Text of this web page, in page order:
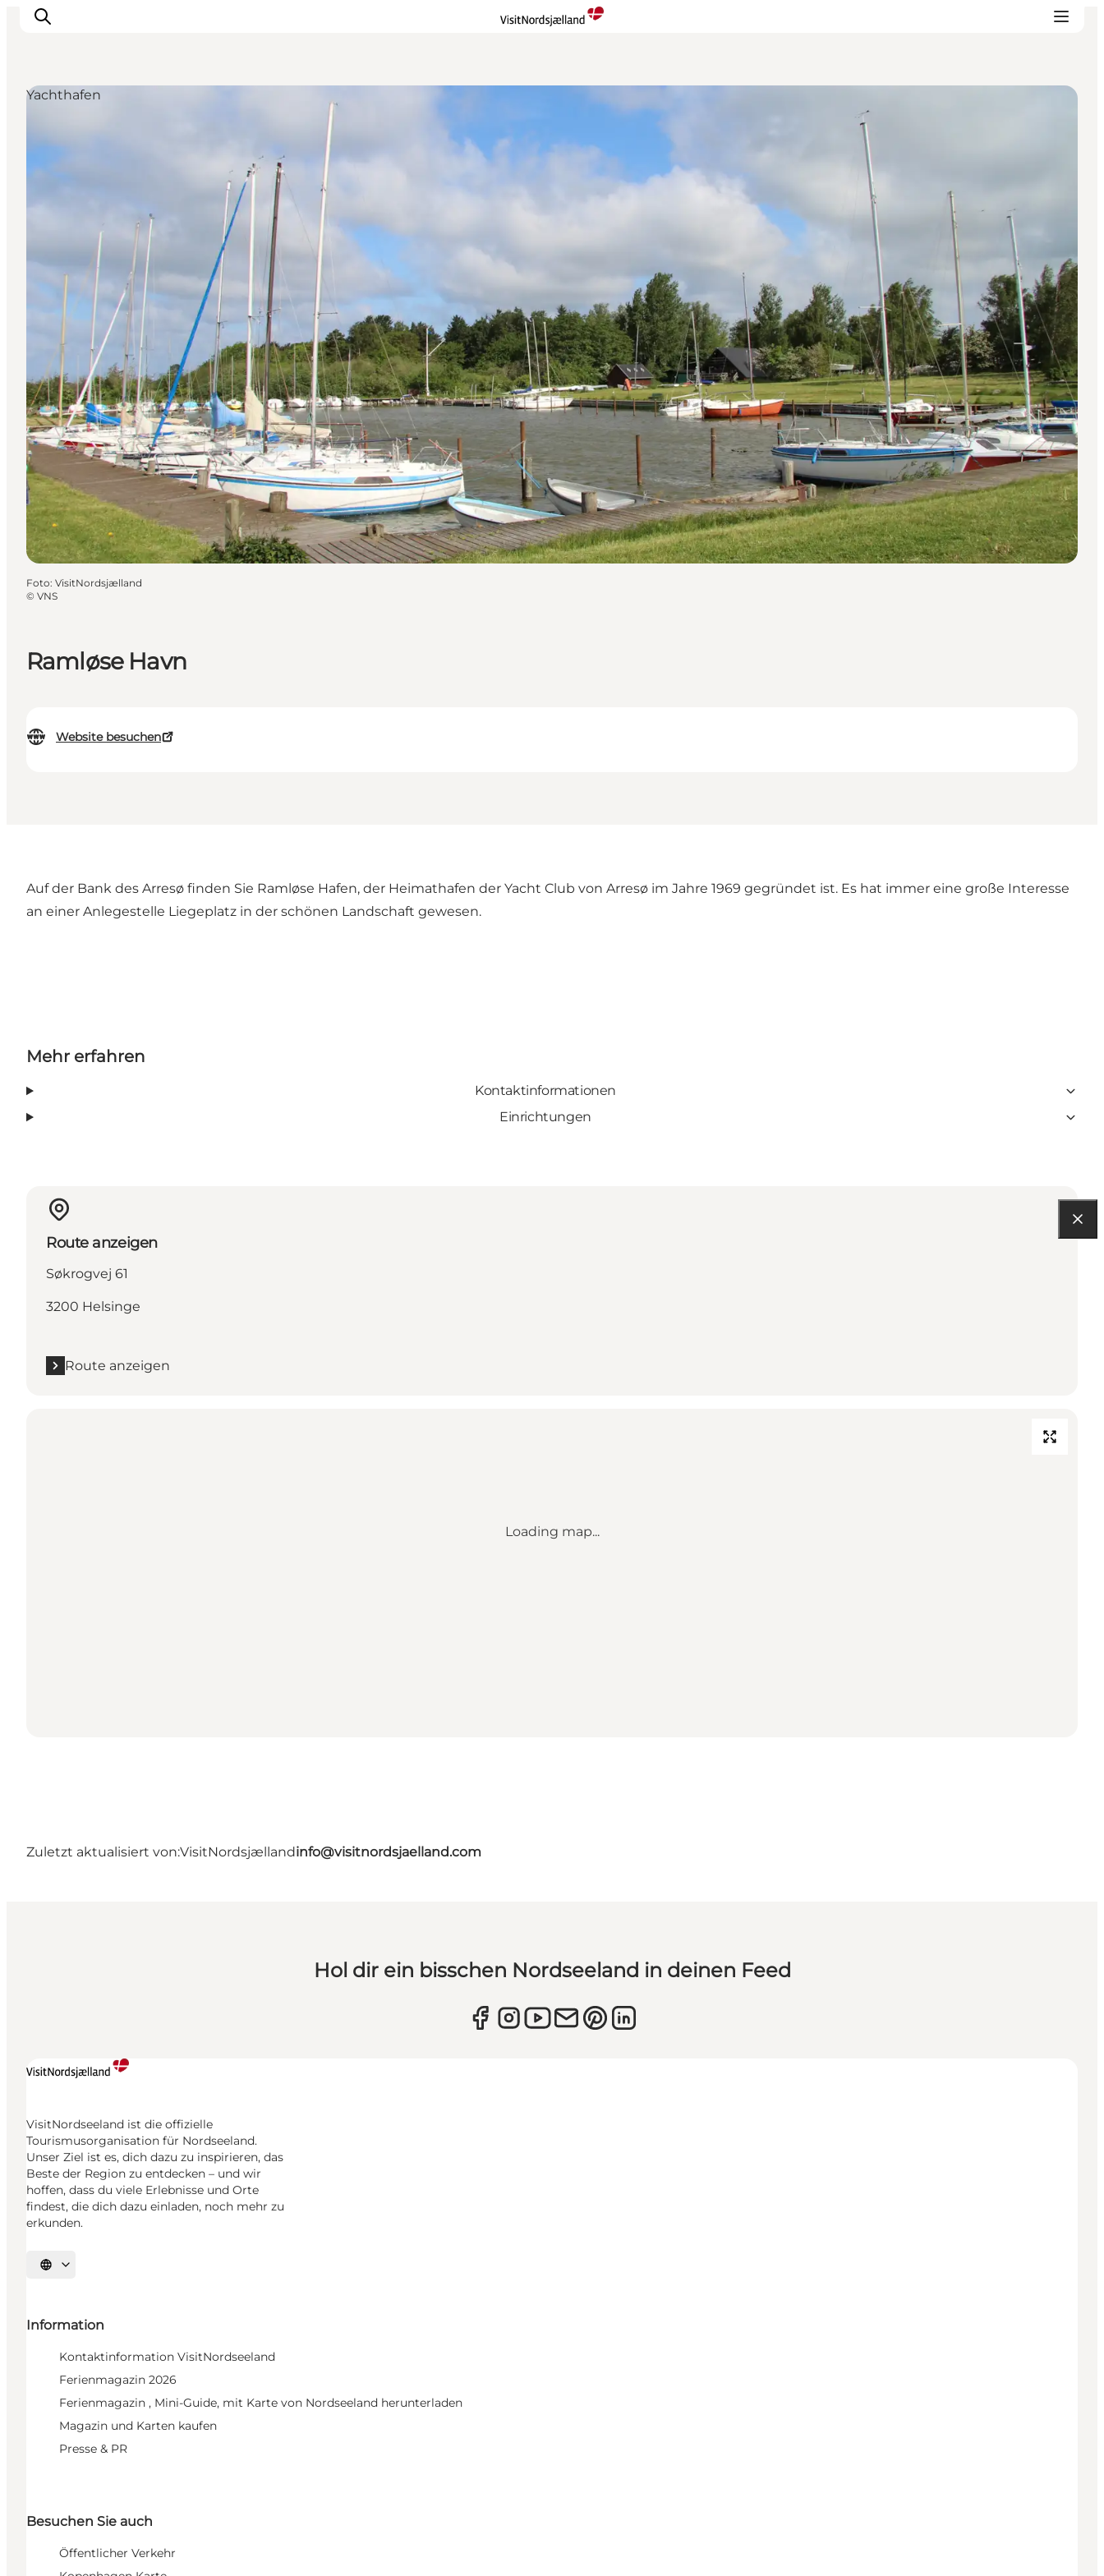
Highlights
Unterkünfte
Reiseplanung
Ramløse Havn
Website besuchen
Yachthafen
Foto: VisitNordsjælland
© VNS
Auf der Bank des Arresø finden Sie Ramløse Hafen, der Heimathafen der Yacht Club von Arresø im Jahre 1969 gegründet ist. Es hat immer eine große Interesse
an einer Anlegestelle Liegeplatz in der schönen Landschaft gewesen.
Mehr erfahren
Kontaktinformationen
Einrichtungen
Route anzeigen
Søkrogvej 61
3200 Helsinge
Route anzeigen
Loading map...
Zuletzt aktualisiert von:VisitNordsjællandinfo@visitnordsjaelland.com
Hol dir ein bisschen Nordseeland in deinen Feed
VisitNordseeland ist die offizielle
Tourismusorganisation für Nordseeland.
Unser Ziel ist es, dich dazu zu inspirieren, das
Beste der Region zu entdecken – und wir
hoffen, dass du viele Erlebnisse und Orte
findest, die dich dazu einladen, noch mehr zu
erkunden.
Sprache auswählen
Information
Kontaktinformation VisitNordseeland
Ferienmagazin 2026
Ferienmagazin , Mini-Guide, mit Karte von Nordseeland herunterladen
Magazin und Karten kaufen
Presse & PR
Besuchen Sie auch
Öffentlicher Verkehr